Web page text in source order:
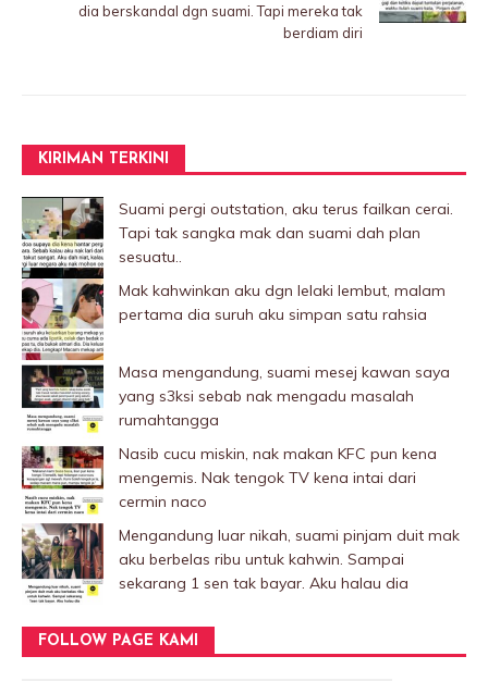
dia berskandal dgn suami. Tapi mereka tak
berdiam diri
KIRIMAN TERKINI
Suami pergi outstation, aku terus failkan cerai.
Tapi tak sangka mak dan suami dah plan
sesuatu..
Mak kahwinkan aku dgn lelaki Iembut, malam
pertama dia suruh aku simpan satu rahsia
Masa mengandung, suami mesej kawan saya
yang s3ksi sebab nak mengadu masalah
rumahtangga
Nasib cucu miskin, nak makan KFC pun kena
mengemis. Nak tengok TV kena intai dari
cermin naco
Mengandung luar nikah, suami pinjam duit mak
aku berbelas ribu untuk kahwin. Sampai
sekarang 1 sen tak bayar. Aku halau dia
FOLLOW PAGE KAMI